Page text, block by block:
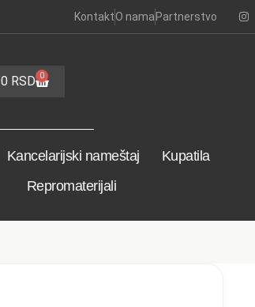
KontaktO namaPartnerstvo
0 RSD 0
Kancelarijski nameštaj
Kupatila
Repromaterijali